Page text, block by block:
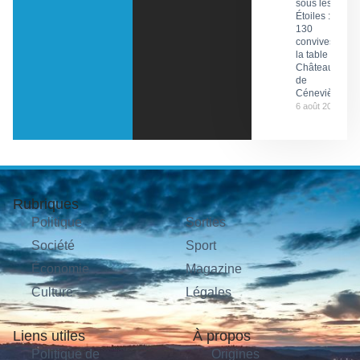
sous les
Étoiles :
130
convives à
la table du
Château
de
Cénevières
6 août 2026
Rubriques
Politique
Société
Économie
Culture
Sorties
Sport
Magazine
Légales
Liens utiles
Politique de
À propos
Origines